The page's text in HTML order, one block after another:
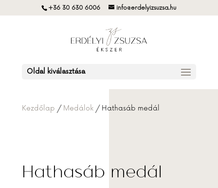
+36 30 630 6006 info@erdelyizsuzsa.hu
Oldal kiválasztása
Kezdőlap / Medálok/ Hathasáb medál
Hathasáb medál